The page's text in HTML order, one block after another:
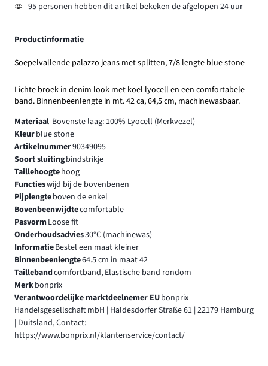
95 personen hebben dit artikel bekeken de afgelopen 24 uur
Productinformatie
Soepelvallende palazzo jeans met splitten, 7/8 lengte blue stone
Lichte broek in denim look met koel lyocell en een comfortabele
band. Binnenbeenlengte in mt. 42 ca, 64,5 cm, machinewasbaar.
Materiaal Bovenste laag: 100% Lyocell (Merkvezel)
Kleurblue stone
Artikelnummer90349095
Soort sluitingbindstrikje
Taillehoogtehoog
Functieswijd bij de bovenbenen
Pijplengteboven de enkel
Bovenbeenwijdtecomfortable
PasvormLoose fit
Onderhoudsadvies30°C (machinewas)
InformatieBestel een maat kleiner
Binnenbeenlengte64.5 cm in maat 42
Taillebandcomfortband, Elastische band rondom
Merkbonprix
Verantwoordelijke marktdeelnemer EUbonprix
Handelsgesellschaft mbH | Haldesdorfer Straße 61 | 22179 Hamburg
| Duitsland, Contact:
https://www.bonprix.nl/klantenservice/contact/